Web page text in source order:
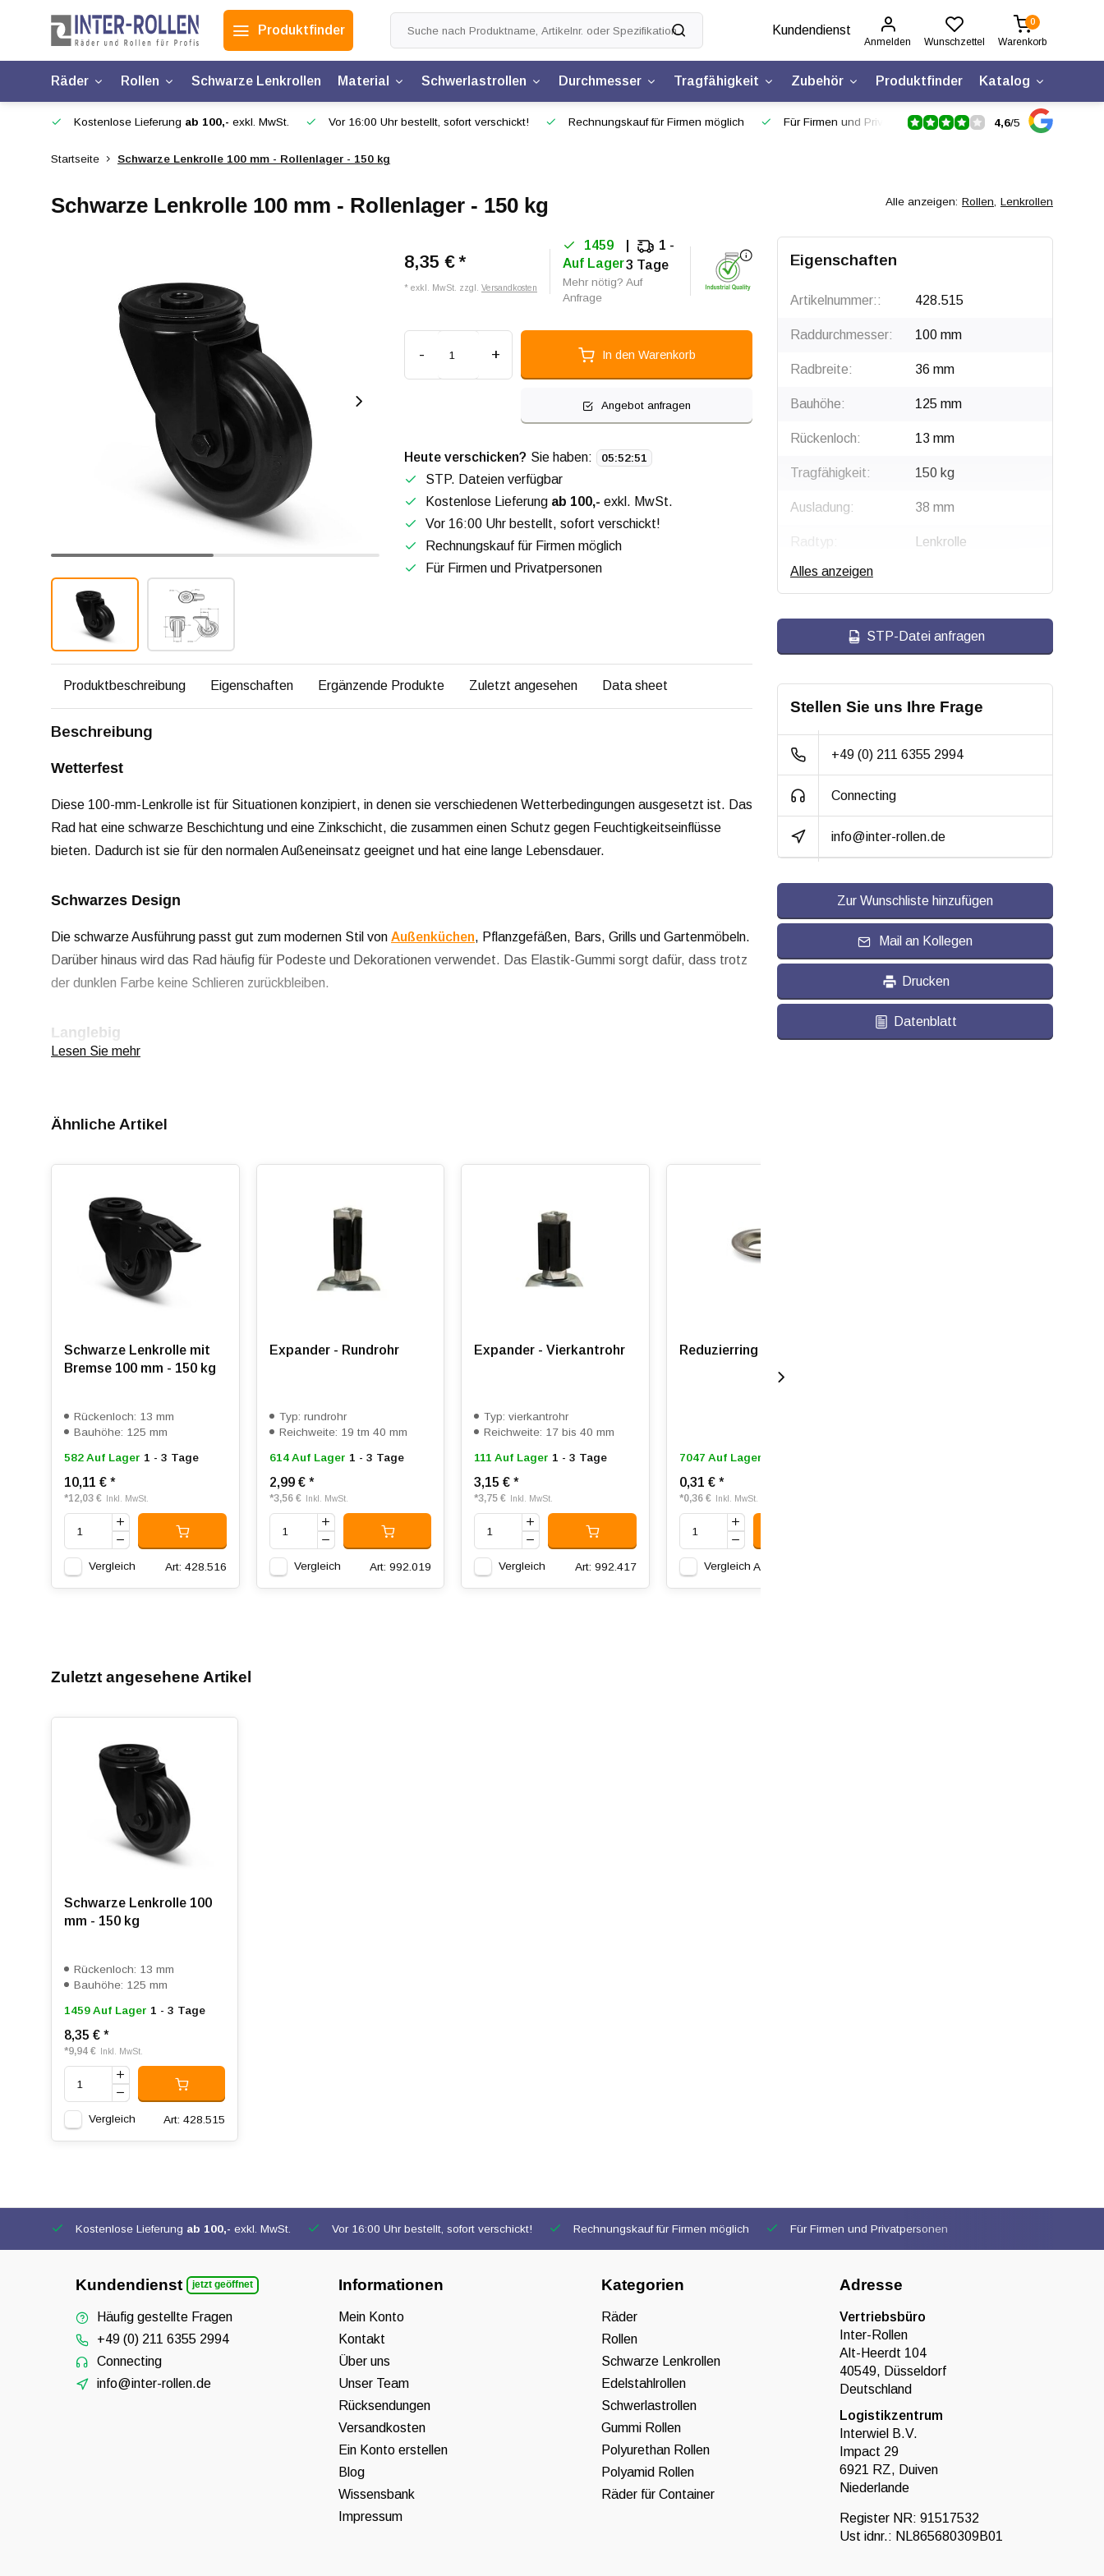
Produktfinder Kundendienst
Anmelden Wunschzettel
0
Warenkorb
Räder Rollen Schwarze Lenkrollen Material Schwerlastrollen Durchmesser Tragfähigkeit Zubehör Produktfinder Katalog
Kostenlose Lieferung ab 100,- exkl. MwSt. Vor 16:00 Uhr bestellt, sofort verschickt! Rechnungskauf für Firmen möglich Für Firmen und Privatpersonen 4,6/5
Startseite Schwarze Lenkrolle 100 mm - Rollenlager - 150 kg
Schwarze Lenkrolle 100 mm - Rollenlager - 150 kg Alle anzeigen: Rollen, Lenkrollen
8,35 € *
* exkl. MwSt. zzgl. Versandkosten
1459
Auf Lager
1 -
3 Tage
Mehr nötig? Auf
Anfrage
- + In den Warenkorb
Angebot anfragen
Heute verschicken? Sie haben: 05:52:50
STP. Dateien verfügbar
Kostenlose Lieferung ab 100,- exkl. MwSt.
Vor 16:00 Uhr bestellt, sofort verschickt!
Rechnungskauf für Firmen möglich
Für Firmen und Privatpersonen
Produktbeschreibung Eigenschaften Ergänzende Produkte Zuletzt angesehen Data sheet
Beschreibung
Wetterfest
Diese 100-mm-Lenkrolle ist für Situationen konzipiert, in denen sie verschiedenen Wetterbedingungen ausgesetzt ist. Das
Rad hat eine schwarze Beschichtung und eine Zinkschicht, die zusammen einen Schutz gegen Feuchtigkeitseinflüsse
bieten. Dadurch ist sie für den normalen Außeneinsatz geeignet und hat eine lange Lebensdauer.
Schwarzes Design
Die schwarze Ausführung passt gut zum modernen Stil von Außenküchen, Pflanzgefäßen, Bars, Grills und Gartenmöbeln.
Darüber hinaus wird das Rad häufig für Podeste und Dekorationen verwendet. Das Elastik-Gummi sorgt dafür, dass trotz
der dunklen Farbe keine Schlieren zurückbleiben.
Langlebig
Stahlteile sind mit einer Zinkschicht und einer schwarzen Beschichtung geschützt und somit wetterfest, während die obere
Ab 100 Stück Preis auf Anfrage.
Lesen Sie mehr
Ähnliche Artikel
Schwarze Lenkrolle mit
Bremse 100 mm - 150 kg
Rückenloch: 13 mm
Bauhöhe: 125 mm
582 Auf Lager 1 - 3 Tage
10,11 € *
*12,03 € Inkl. MwSt.
Vergleich Art: 428.516
Expander - Rundrohr
Typ: rundrohr
Reichweite: 19 tm 40 mm
614 Auf Lager 1 - 3 Tage
2,99 € *
*3,56 € Inkl. MwSt.
Vergleich Art: 992.019
Expander - Vierkantrohr
Typ: vierkantrohr
Reichweite: 17 bis 40 mm
111 Auf Lager 1 - 3 Tage
3,15 €*
*3,75 € Inkl. MwSt.
Vergleich Art: 992.417
Reduzierring 12 / 10
7047 Auf Lager
0,31 €*
*0,36 € Inkl. MwSt.
Vergleich Art: 990.12/10.SX
Eigenschaften
Artikelnummer:: 428.515
Raddurchmesser: 100 mm
Radbreite: 36 mm
Bauhöhe: 125 mm
Rückenloch: 13 mm
Tragfähigkeit: 150 kg
Ausladung: 38 mm
Radtyp: Lenkrolle
Befestigungstyp:
schwarzer
Beschichtung
Radkörper: Polyamid (PA6)
Radlagerung: Rollenlager
Lauffläche:
Elastischer Gummi,
Shorehärte:
Rollwiderstand: 4
Dämpfung: 5
Temperatur: - 20 / + 60 °C
Glatte bis unebene
Alles anzeigen
STP-Datei anfragen
Stellen Sie uns Ihre Frage
+49 (0) 211 6355 2994
Connecting
info@inter-rollen.de
Zur Wunschliste hinzufügen
Mail an Kollegen
Drucken
Datenblatt
Zuletzt angesehene Artikel
Schwarze Lenkrolle 100
mm - 150 kg
Rückenloch: 13 mm
Bauhöhe: 125 mm
1459 Auf Lager 1 - 3 Tage
8,35 € *
*9,94 € Inkl. MwSt.
Vergleich Art: 428.515
Kostenlose Lieferung ab 100,- exkl. MwSt. Vor 16:00 Uhr bestellt, sofort verschickt! Rechnungskauf für Firmen möglich Für Firmen und Privatpersonen
Kundendienst jetzt geöffnet
Häufig gestellte Fragen
+49 (0) 211 6355 2994
Connecting
info@inter-rollen.de
Informationen
Mein Konto
Kontakt
Über uns
Unser Team
Rücksendungen
Versandkosten
Ein Konto erstellen
Blog
Wissensbank
Impressum
Kategorien
Räder
Rollen
Schwarze Lenkrollen
Edelstahlrollen
Schwerlastrollen
Gummi Rollen
Polyurethan Rollen
Polyamid Rollen
Räder für Container
Adresse
Vertriebsbüro
Inter-Rollen
Alt-Heerdt 104
40549, Düsseldorf
Deutschland
Logistikzentrum
Interwiel B.V.
Impact 29
6921 RZ, Duiven
Niederlande
Register NR: 91517532
Ust idnr.: NL865680309B01